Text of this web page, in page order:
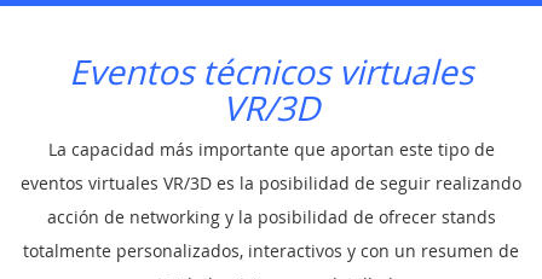
Eventos técnicos virtuales
VR/3D
La capacidad más importante que aportan este tipo de
eventos virtuales VR/3D es la posibilidad de seguir realizando
acción de networking y la posibilidad de ofrecer stands
totalmente personalizados, interactivos y con un resumen de